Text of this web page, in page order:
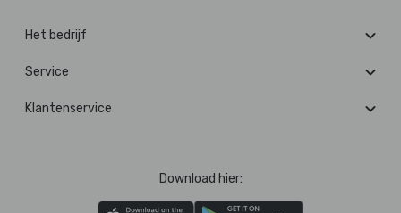
Het bedrijf
Service
Klantenservice
Download hier: